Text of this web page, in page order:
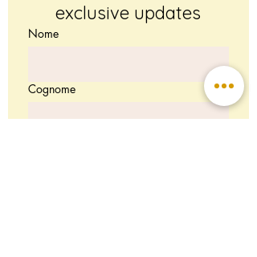
exclusive updates
Nome
Cognome